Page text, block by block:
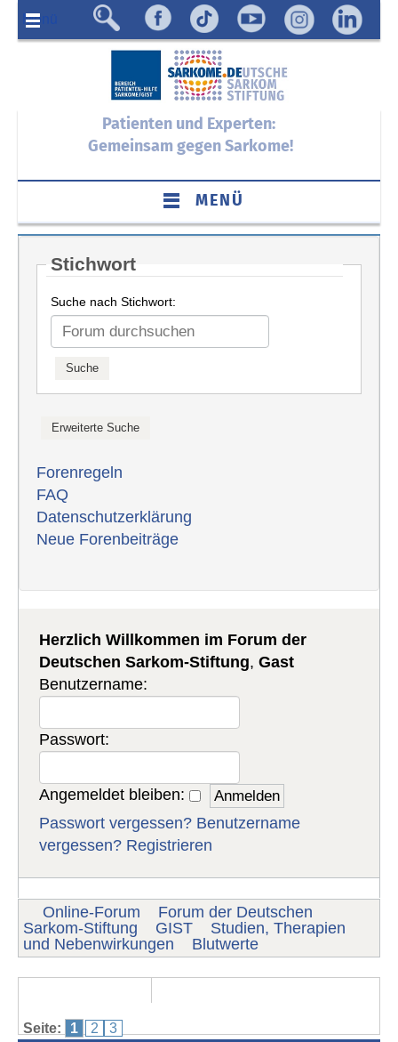
Menü
Patienten und Experten:
Gemeinsam gegen Sarkome!
MENÜ
Stichwort
Suche nach Stichwort:
Forenregeln
FAQ
Datenschutzerklärung
Neue Forenbeiträge
Herzlich Willkommen im Forum der
Deutschen Sarkom-Stiftung,Gast
Benutzername:
Passwort:
Angemeldet bleiben:
Passwort vergessen? Benutzername
vergessen? Registrieren
Online-Forum
Forum der Deutschen
Sarkom-Stiftung
GIST
Studien, Therapien
und Nebenwirkungen
Blutwerte
Seite: 1 2 3